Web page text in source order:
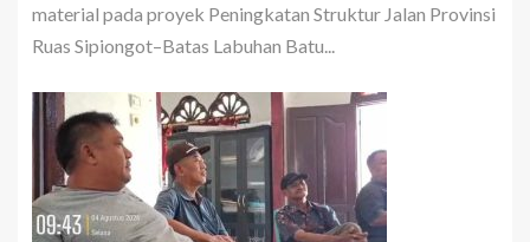
material pada proyek Peningkatan Struktur Jalan Provinsi
Ruas Sipiongot–Batas Labuhan Batu...